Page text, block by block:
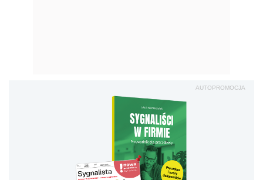
AUTOPROMOCJA